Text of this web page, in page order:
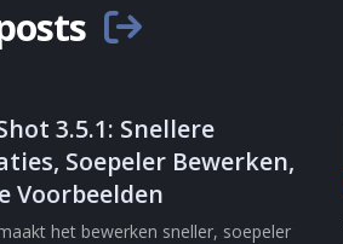
3.5.1: Snellere
Soepeler Bewerken,
Voorbeelden
het bewerken sneller, soepeler